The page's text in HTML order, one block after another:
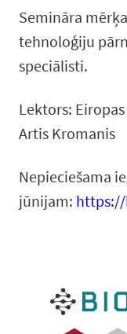
Semināra
tehnoloģiju
speciālisti.
Lektors:
Artis Kromanis
Nepieciešama
jūnijam: